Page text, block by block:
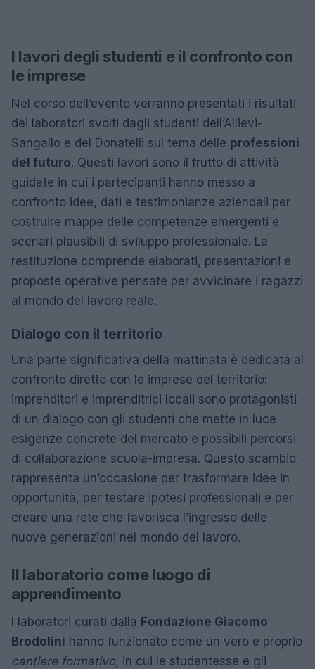
I lavori degli studenti e il confronto con
le imprese
Nel corso dell’evento verranno presentati i risultati
dei laboratori svolti dagli studenti dell’Allievi-
Sangallo e del Donatelli sul tema delle professioni
del futuro. Questi lavori sono il frutto di attività
guidate in cui i partecipanti hanno messo a
confronto idee, dati e testimonianze aziendali per
costruire mappe delle competenze emergenti e
scenari plausibili di sviluppo professionale. La
restituzione comprende elaborati, presentazioni e
proposte operative pensate per avvicinare i ragazzi
al mondo del lavoro reale.
Dialogo con il territorio
Una parte significativa della mattinata è dedicata al
confronto diretto con le imprese del territorio:
imprenditori e imprenditrici locali sono protagonisti
di un dialogo con gli studenti che mette in luce
esigenze concrete del mercato e possibili percorsi
di collaborazione scuola-impresa. Questo scambio
rappresenta un’occasione per trasformare idee in
opportunità, per testare ipotesi professionali e per
creare una rete che favorisca l’ingresso delle
nuove generazioni nel mondo del lavoro.
Il laboratorio come luogo di
apprendimento
I laboratori curati dalla Fondazione Giacomo
Brodolini hanno funzionato come un vero e proprio
cantiere formativo, in cui le studentesse e gli